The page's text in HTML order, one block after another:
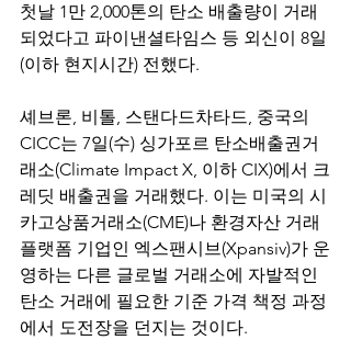
첫날 1만 2,000톤의 탄소 배출량이 거래
되었다고 파이낸셜타임스 등 외신이 8일
(이하 현지시간) 전했다.
셰브론, 비톨, 스탠다드차타드, 중국의
CICC는 7일(수) 싱가포르 탄소배출권거
래소(Climate Impact X, 이하 CIX)에서 크
레딧 배출권을 거래했다. 이는 미국의 시
카고상품거래소(CME)나 환경자산 거래
플랫폼 기업인 엑스팬시브(Xpansiv)가 운
영하는 다른 글로벌 거래소에 자발적인
탄소 거래에 필요한 기준 가격 책정 과정
에서 도전장을 던지는 것이다.